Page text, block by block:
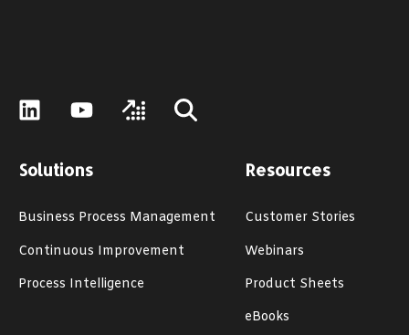
Solutions
Business Process Management
Continuous Improvement
Process Intelligence
Resources
Customer Stories
Webinars
Product Sheets
eBooks